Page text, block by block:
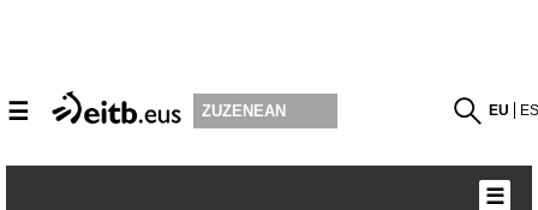
☰ ZUZENEAN EU
☰